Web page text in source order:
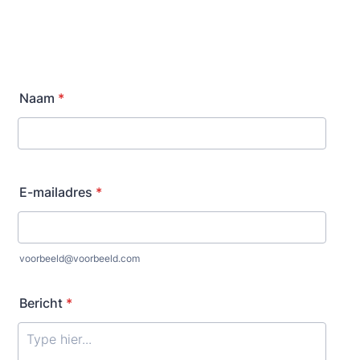
Naam *
E-mailadres *
voorbeeld@voorbeeld.com
Bericht *